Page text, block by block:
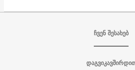
ჩვენ შესახებ